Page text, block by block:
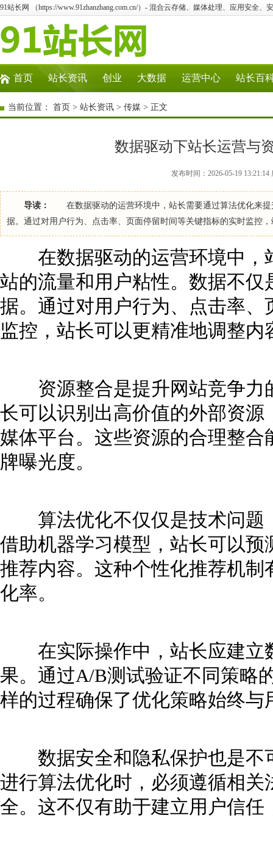
91站长网 （https://www.91zhanzhang.com.cn/）- 混合云存储、媒体处理、应用安全、
首页 站长资讯 创业 大数据 运营中心 站长百
当前位置： 首页 > 站长资讯 > 传媒 > 正文
数据驱动下站长运营与
发布时间：2026-05-19
导读：
在数据驱动的运营环境中，站长需要通过算法优化来提
据。通过对用户行为、点击率、页面停留时间等关键指标的实时监控
在数据驱动的运营环境中，
站的流量和用户粘性。数据不
据。通过对用户行为、点击率
监控，站长可以更精准地调整内
资源整合是提升网站竞争力
长可以识别出高价值的外部资
媒体平台。这些资源的合理整
牌曝光度。
算法优化不仅仅是技术问题
借助机器学习模型，站长可以
推荐内容。这种个性化推荐机
化率。
在实际操作中，站长应建立
果。通过A/B测试验证不同策略
样的过程确保了优化策略始终与
数据安全和隐私保护也是不
进行算法优化时，必须遵循相
全。这不仅有助于建立用户信